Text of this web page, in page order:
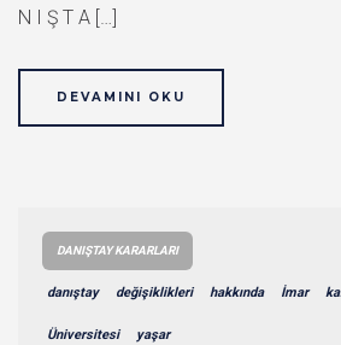
N I Ş T A […]
DEVAMINI OKU
DANIŞTAY KARARLARI
danıştay değişiklikleri hakkında İmar
Üniversitesi yaşar